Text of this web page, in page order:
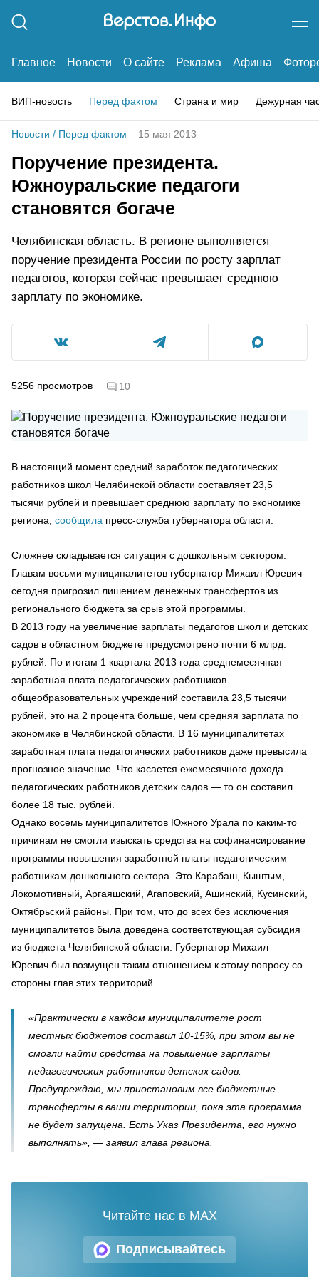
Главное Новости О сайте Реклама Афиша
ВИП-новость Перед фактом Страна и мир Дежурная
Новости / Перед фактом 15 мая 2013
Поручение президента.
Южноуральские педагоги
становятся богаче
Челябинская область. В регионе выполняется
поручение президента России по росту зарплат
педагогов, которая сейчас превышает среднюю
зарплату по экономике.
5256 просмотров 10
В настоящий момент средний заработок педагогических
работников школ Челябинской области составляет 23,5
тысячи рублей и превышает среднюю зарплату по экономике
региона, сообщила пресс-служба губернатора области.
Сложнее складывается ситуация с дошкольным сектором.
Главам восьми муниципалитетов губернатор Михаил Юревич
сегодня пригрозил лишением денежных трансфертов из
регионального бюджета за срыв этой программы.
В 2013 году на увеличение зарплаты педагогов школ и детских
садов в областном бюджете предусмотрено почти 6 млрд.
рублей. По итогам 1 квартала 2013 года среднемесячная
заработная плата педагогических работников
общеобразовательных учреждений составила 23,5 тысячи
рублей, это на 2 процента больше, чем средняя зарплата по
экономике в Челябинской области. В 16 муниципалитетах
заработная плата педагогических работников даже превысила
прогнозное значение. Что касается ежемесячного дохода
педагогических работников детских садов — то он составил
более 18 тыс. рублей.
Однако восемь муниципалитетов Южного Урала по каким-то
причинам не смогли изыскать средства на софинансирование
программы повышения заработной платы педагогическим
работникам дошкольного сектора. Это Карабаш, Кыштым,
Локомотивный, Аргаяшский, Агаповский, Ашинский, Кусинский,
Октябрьский районы. При том, что до всех без исключения
муниципалитетов была доведена соответствующая субсидия
из бюджета Челябинской области. Губернатор Михаил
Юревич был возмущен таким отношением к этому вопросу со
стороны глав этих территорий.
«Практически в каждом муниципалитете рост
местных бюджетов составил 10-15%, при этом вы не
смогли найти средства на повышение зарплаты
педагогических работников детских садов.
Предупреждаю, мы приостановим все бюджетные
трансферты в ваши территории, пока эта программа
не будет запущена. Есть Указ Президента, его нужно
выполнять», — заявил глава региона.
Подписывайтесь
Читайте нас в MAX